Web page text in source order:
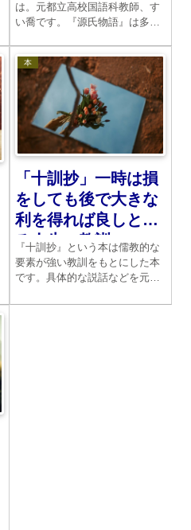
は。元都立高校国語科教師、す
い喬です。『源氏物語』は多く
する洞察力の深さが心に沁みま
すね。しかし登場人物があまり
にも多いので、それぞれの関係
がある程度みえていないと、途
中...
本
「十訓抄」一時は損
をしても後で大きな
利を得れば良しとす
る人生の教訓
『十訓抄』という本は儒教的な
要素が強い教訓をもとにした本
です。具体的な説話などを元に
らいいのかということを説明し